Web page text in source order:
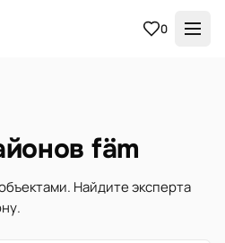
0
fäm
Найдите эксперта